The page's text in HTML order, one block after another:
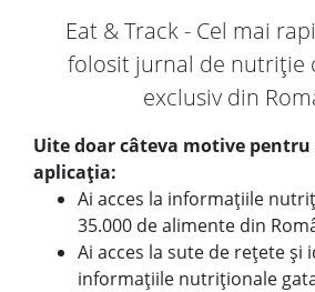
Eat & Track - Cel mai
folosit jurnal de nutriție
exclusiv din
Uite doar câteva motive pentru
aplicația:
Ai acces la informațiile
35.000 de alimente din
Ai acces la sute de rețete și
informațiile nutriționale